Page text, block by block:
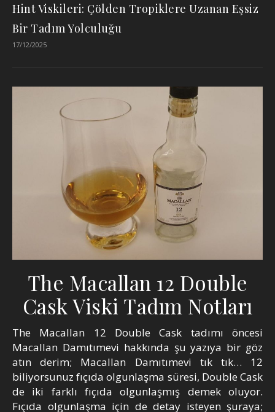
Hint Viskileri: Çölden Tropiklere Uzanan Eşsiz
Bir Tadım Yolculuğu
17/12/2025
The Macallan 12 Double
Cask Viski Tadım Notları
The Macallan 12 Double Cask tadımı öncesi
Macallan Damıtımevi hakkında şu yazıya bir göz
atın derim; Macallan Damıtımevi tık tık… 12
biliyorsunuz fıçıda olgunlaşma süresi, Double Cask
de iki farklı fıçıda olgunlaşmış demek oluyor.
Fıçıda olgunlaşma için de detay isteyen şuraya;